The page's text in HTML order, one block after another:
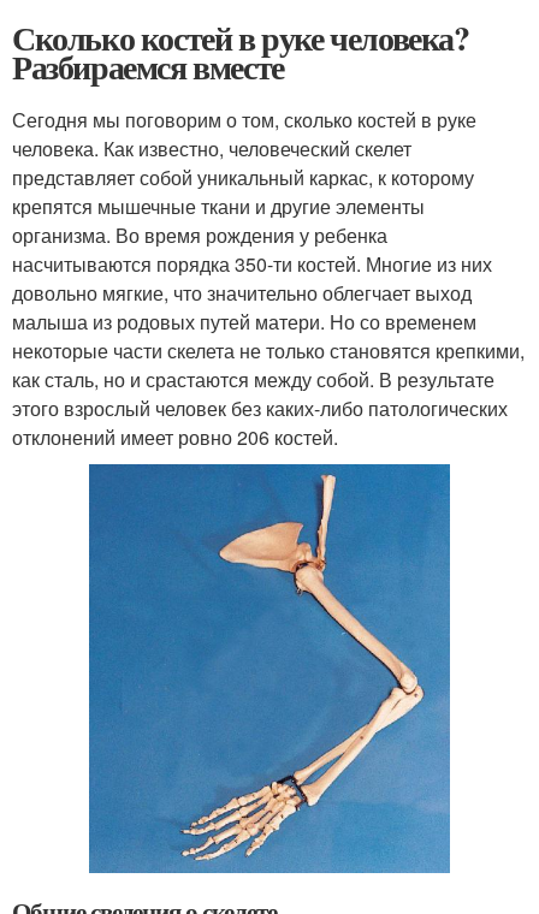
Сколько костей в руке человека?
Разбираемся вместе
Сегодня мы поговорим о том, сколько костей в руке
человека. Как известно, человеческий скелет
представляет собой уникальный каркас, к которому
крепятся мышечные ткани и другие элементы
организма. Во время рождения у ребенка
насчитываются порядка 350-ти костей. Многие из них
довольно мягкие, что значительно облегчает выход
малыша из родовых путей матери. Но со временем
некоторые части скелета не только становятся крепкими,
как сталь, но и срастаются между собой. В результате
этого взрослый человек без каких-либо патологических
отклонений имеет ровно 206 костей.